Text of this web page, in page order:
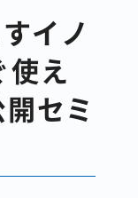
合わせ
イノ
使え
セミ